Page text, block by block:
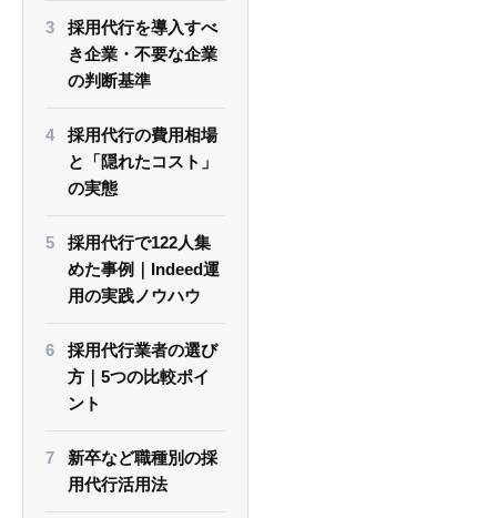
採用代行を導入すべ
き企業・不要な企業
の判断基準
採用代行の費用相場
と「隠れたコスト」
の実態
採用代行で122人集
めた事例｜Indeed運
用の実践ノウハウ
採用代行業者の選び
方｜5つの比較ポイ
ント
新卒など職種別の採
用代行活用法